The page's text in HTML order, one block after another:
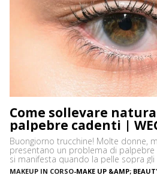
Come sollevare
palpebre cadenti |
Buongiorno trucchine! Molte donne,
presentano un problema di palpebre
si manifesta quando la pelle sopra
uno) cede e scende a coprire una
MAKEUP IN CORSO-MAKE UP &AMP;